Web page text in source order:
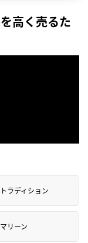
高く売るた
トラディション
マリーン